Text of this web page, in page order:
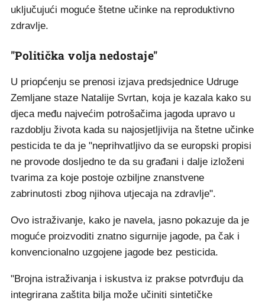
uključujući moguće štetne učinke na reproduktivno
zdravlje.
"Politička volja nedostaje"
U priopćenju se prenosi izjava predsjednice Udruge
Zemljane staze Natalije Svrtan, koja je kazala kako su
djeca među najvećim potrošačima jagoda upravo u
razdoblju života kada su najosjetljivija na štetne učinke
pesticida te da je "neprihvatljivo da se europski propisi
ne provode dosljedno te da su građani i dalje izloženi
tvarima za koje postoje ozbiljne znanstvene
zabrinutosti zbog njihova utjecaja na zdravlje".
Ovo istraživanje, kako je navela, jasno pokazuje da je
moguće proizvoditi znatno sigurnije jagode, pa čak i
konvencionalno uzgojene jagode bez pesticida.
"Brojna istraživanja i iskustva iz prakse potvrđuju da
integrirana zaštita bilja može učiniti sintetičke